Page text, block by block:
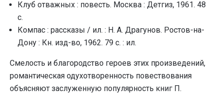
Клуб отважных : повесть. Москва : Детгиз, 1961. 48
с.
Компас : рассказы / ил. : Н. А. Драгунов. Ростов-на-
Дону : Кн. изд-во, 1962. 79 с. : ил.
Смелость и благородство героев этих произведений,
романтическая одухотворенность повествования
объясняют заслуженную популярность книг П.